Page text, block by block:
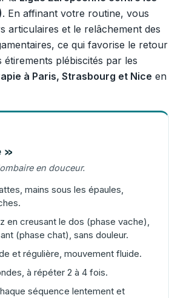
. En affinant votre routine, vous
articulaires et le relâchement des
ce qui favorise le retour
étirements plébiscités par les
à Paris, Strasbourg et Nice en
»
en douceur.
mains sous les épaules,
en creusant le dos (phase vache),
(phase chat), sans douleur.
et régulière, mouvement fluide.
à répéter 2 à 4 fois.
séquence lentement et